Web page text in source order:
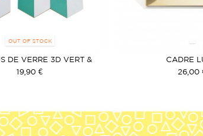
OUT OF STOCK
DE VERRE 3D VERT &
BLANC
19,90 €
CADRE
26,00